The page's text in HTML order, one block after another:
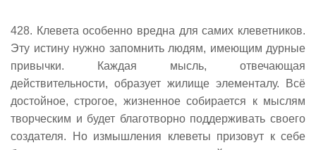
428. Клевета особенно вредна для самих клеветников.
Эту истину нужно запомнить людям, имеющим дурные
привычки. Каждая мысль, отвечающая
действительности, образует жилище элементалу. Всё
достойное, строгое, жизненное собирается к мыслям
творческим и будет благотворно поддерживать своего
создателя. Но измышления клеветы призовут к себе